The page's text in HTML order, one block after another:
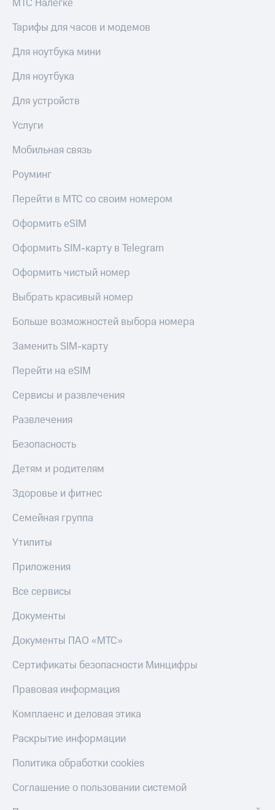
МТС Налегке
Тарифы для часов и модемов
Для ноутбука мини
Для ноутбука
Для устройств
Услуги
Мобильная связь
Роуминг
Перейти в МТС со своим номером
Оформить eSIM
Оформить SIM-карту в Telegram
Оформить чистый номер
Выбрать красивый номер
Больше возможностей выбора номера
Заменить SIM-карту
Перейти на eSIM
Сервисы и развлечения
Развлечения
Безопасность
Детям и родителям
Здоровье и фитнес
Семейная группа
Утилиты
Приложения
Все сервисы
Документы
Документы ПАО «МТС»
Сертификаты безопасности Минцифры
Правовая информация
Комплаенс и деловая этика
Раскрытие информации
Политика обработки cookies
Соглашение о пользовании системой